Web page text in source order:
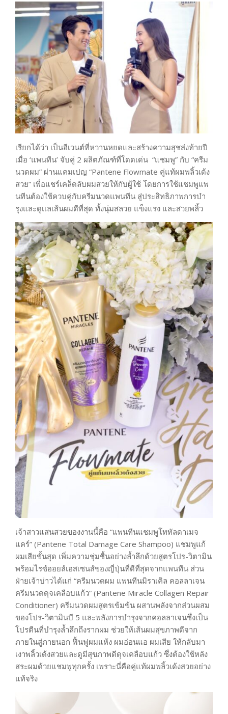
เรียกได้ว่า เป็นอีเวนต์ที่หวานหยดและสร้างความสุชส่งท้ายปี
เมื่อ ‘แพนทีน’ จับคู่ 2 ผลิตภัณฑ์ที่โดดเด่น “แชมพู” กับ “ครีม
นวดผม” ผ่านแคมเปญ “Pantene Flowmate คู่แท้ผมพลิ้วเด้ง
สวย” เพื่อแชร์เคล็ดลับผมสวยให้กับผู้ใช้ โดยการใช้แชมพูแพ
นทีนต้องใช้ควบคู่กับครีมนวดแพนทีน สู่ประสิทธิภาพการบํา
รุงและดูเเลเส้นผมดีที่สุด ทั้งนุ่มสลวย แข็งแรง และสวยพลิ้ว
เจ้าสาวแสนสวยของงานนี้คือ “แพนทีนแชมพูโททัลดาเมจ
แคร์” (Pantene Total Damage Care Shampoo) แชมพูแก้
ผมเสียขั้นสุด เพิ่มความชุ่มชื้นอย่างล้ำลึกด้วยสูตรโปร-วิตามิน
พร้อมไรซ์ออยล์เอสเซนส์ของญี่ปุ่นที่ดีที่สุดจากแพนทีน ส่วน
ฝ่ายเจ้าบ่าวได้แก่ “ครีมนวดผม แพนทีนมิราเคิล คอลลาเจน
ครีมนวดดุจเคลือบแก้ว” (Pantene Miracle Collagen Repair
Conditioner) ครีมนวดผมสูตรเข้มข้น ผสานพลังจากส่วนผสม
ของโปร-วิตามินบี 5 และพลังการบำรุงจากคอลลาเจนซึ่งเป็น
โปรตีนที่บำรุงล้ำลึกถึงรากผม ช่วยให้เส้นผมสุขภาพดีจาก
ภายในสู่ภายนอก ฟื้นฟูผมแห้ง ผมอ่อนแอ ผมเสีย ให้กลับมา
เงาพลิ้วเด้งสวยและดูมีสุขภาพดีดุจเคลือบแก้ว ซึ่งต้องใช้หลัง
สระผมด้วยแชมพูทุกครั้ง เพราะนี่คือคู่แท้ผมพลิ้วเด้งสวยอย่าง
แท้จริง